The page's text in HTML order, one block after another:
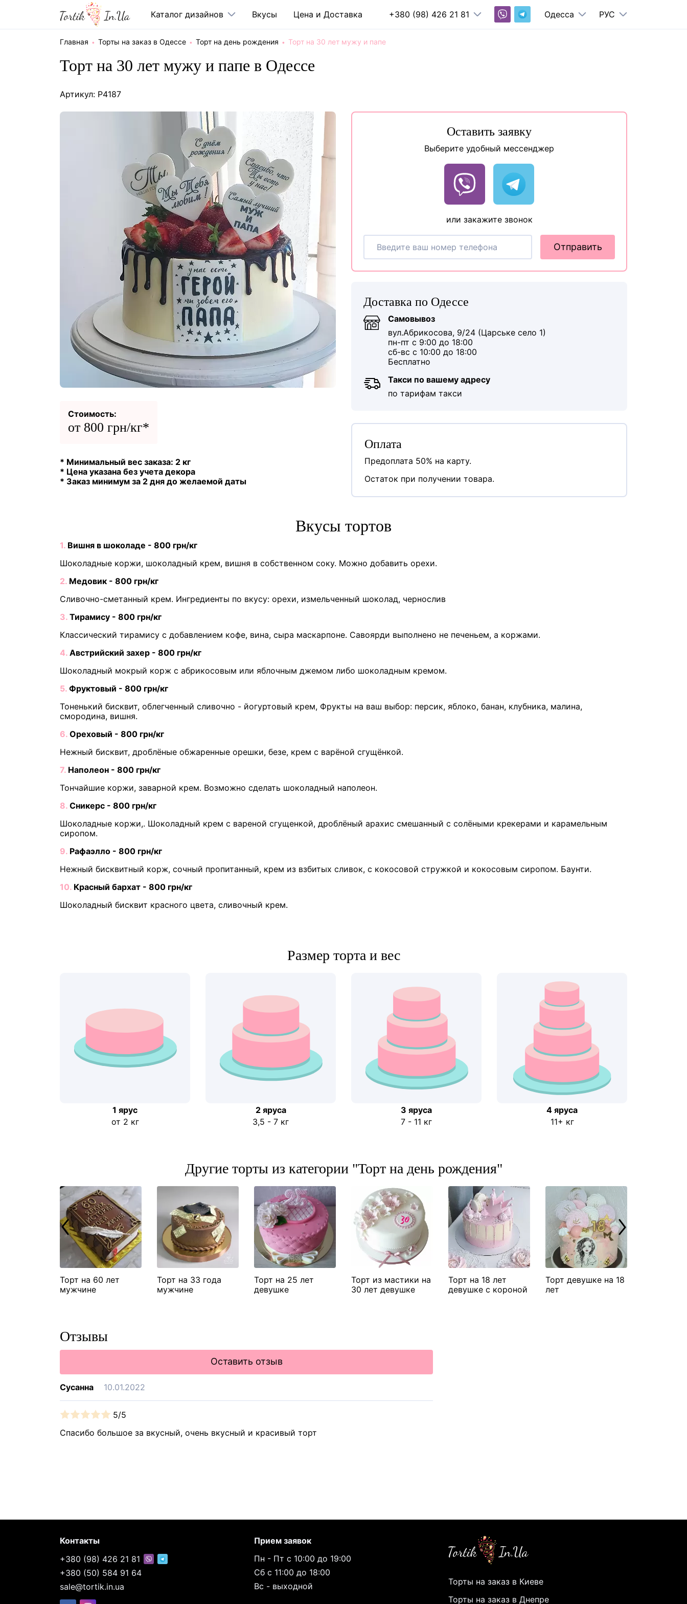
Каталог дизайнов Вкусы Цена и Доставка +380 (98) 426 21 81 Одесса РУС
Главная Торты на заказ в Одессе Торт на день рождения Торт на 30 лет мужу и папе
Торт на 30 лет мужу и папе в Одессе
Артикул: P4187
Стоимость:
от 800 грн/кг*
* Минимальный вес заказа: 2 кг
* Цена указана без учета декора
* Заказ минимум за 2 дня до желаемой даты
Оставить заявку
Выберите удобный мессенджер
или закажите звонок
Отправить
Доставка по Одессе
Самовывоз
вул.Абрикосова, 9/24 (Царське село 1)
пн-пт с 9:00 до 18:00
сб-вс с 10:00 до 18:00
Бесплатно
Такси по вашему адресу
по тарифам такси
Оплата
Предоплата 50% на карту.
Остаток при получении товара.
Вкусы тортов
1. Вишня в шоколаде - 800 грн/кг
Шоколадные коржи, шоколадный крем, вишня в собственном соку. Можно добавить орехи.
2. Медовик - 800 грн/кг
Сливочно-сметанный крем. Ингредиенты по вкусу: орехи, измельченный шоколад, чернослив
3. Тирамису - 800 грн/кг
Классический тирамису с добавлением кофе, вина, сыра маскарпоне. Савоярди выполнено не печеньем, а коржами.
4. Австрийский захер - 800 грн/кг
Шоколадный мокрый корж с абрикосовым или яблочным джемом либо шоколадным кремом.
5. Фруктовый - 800 грн/кг
Тоненький бисквит, облегченный сливочно - йогуртовый крем, Фрукты на ваш выбор: персик, яблоко, банан, клубника, малина,
смородина, вишня.
6. Ореховый - 800 грн/кг
Нежный бисквит, дроблёные обжаренные орешки, безе, крем с варёной сгущёнкой.
7. Наполеон - 800 грн/кг
Тончайшие коржи, заварной крем. Возможно сделать шоколадный наполеон.
8. Сникерс - 800 грн/кг
Шоколадные коржи,. Шоколадный крем с вареной сгущенкой, дроблёный арахис смешанный с солёными крекерами и карамельным
сиропом.
9. Рафаэлло - 800 грн/кг
Нежный бисквитный корж, сочный пропитанный, крем из взбитых сливок, с кокосовой стружкой и кокосовым сиропом. Баунти.
10. Красный бархат - 800 грн/кг
Шоколадный бисквит красного цвета, сливочный крем.
Размер торта и вес
1 ярус
от 2 кг
2 ярусa
3,5 - 7 кг
3 яруса
7 - 11 кг
4 яруса
11+ кг
Другие торты из категории "Торт на день рождения"
Торт на 60 лет
мужчине
Торт на 33 года
мужчине
Торт на 25 лет
девушке
Торт из мастики на
30 лет девушке
Торт на 18 лет
девушке с короной
Торт девушке на 18
лет
Отзывы
Оставить отзыв
Сусанна 10.01.2022
5/5
Спасибо большое за вкусный, очень вкусный и красивый торт
Контакты
+380 (98) 426 21 81
+380 (50) 584 91 64
sale@tortik.in.ua
Прием заявок
Пн - Пт с 10:00 до 19:00
Сб с 11:00 до 18:00
Вс - выходной
Торты на заказ в Киеве
Торты на заказ в Днепре